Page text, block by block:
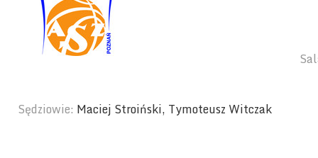
Sędziowie: Maciej Stroiński, Tymoteusz Witczak